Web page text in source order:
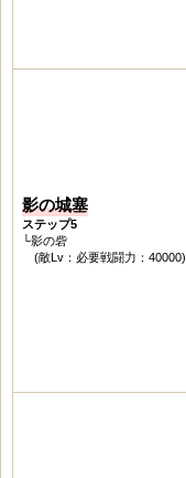
影の城塞
ステップ5
└影の砦
(敵Lv：必要戦闘力：40000)